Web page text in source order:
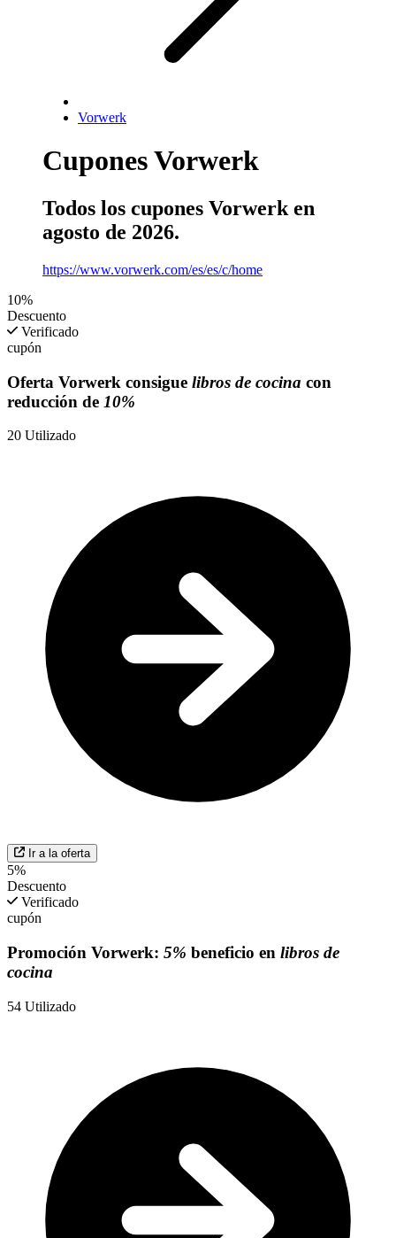
Vorwerk
Cupones Vorwerk
Todos los cupones Vorwerk en
agosto de 2026.
https://www.vorwerk.com/es/es/c/home
10%
Descuento
Verificado
cupón
Oferta Vorwerk consigue libros de cocina con
reducción de 10%
20 Utilizado
Ir a la oferta
5%
Descuento
Verificado
cupón
Promoción Vorwerk: 5% beneficio en libros de
cocina
54 Utilizado